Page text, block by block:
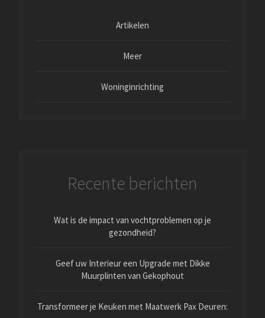
Artikelen
Meer
Woninginrichting
Recente berichten
Wat is de impact van vochtproblemen op je
gezondheid?
Geef uw Interieur een Upgrade met Dikke
Muurplinten van Gekophout
Transformeer je Keuken met Maatwerk Pax Deuren: